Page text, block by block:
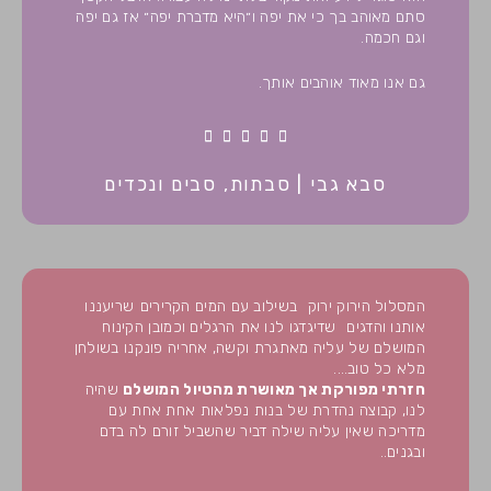
סתם מאוהב בך כי את יפה ו״היא מדברת יפה״ אז גם יפה
וגם חכמה.
גם אנו מאוד אוהבים אותך.





5
סבא גבי | סבתות, סבים ונכדים
המסלול הירוק ירוק בשילוב עם המים הקרירים שריעננו
אותנו והדגים
שדיגדגו לנו את הרגלים וכמובן הקינוח
המושלם של עליה מאתגרת וקשה, אחריה פונקנו בשולחן
מלא כל טוב….
חזרתי מפורקת אך מאושרת מהטיול המושלם שהיה
לנו, קבוצה נהדרת של בנות נפלאות אחת אחת עם
מדריכה שאין עליה שילה דביר שהשביל זורם לה בדם
ובגנים..